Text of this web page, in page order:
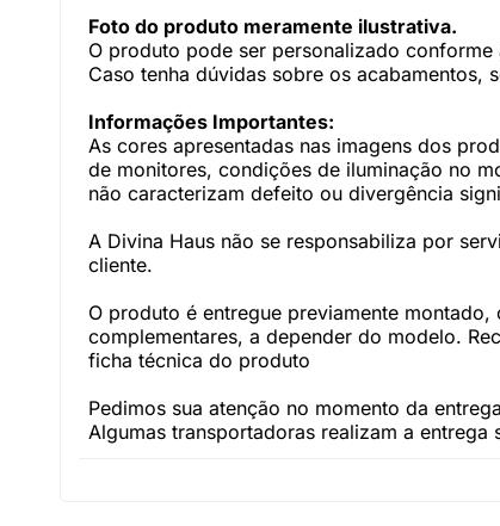
Foto do produto meramente ilustrativa.
O produto pode ser personalizado
Caso tenha dúvidas sobre os acabamentos,
Informações Importantes:
As cores apresentadas nas imagens dos
de monitores, condições de iluminação no
não caracterizam defeito ou divergência
A Divina Haus não se responsabiliza por
cliente.
O produto é entregue previamente
complementares, a depender do modelo.
ficha técnica do produto
Pedimos sua atenção no momento da
Algumas transportadoras realizam a